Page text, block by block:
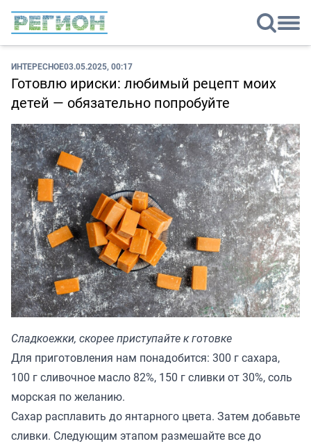
ИНТЕРЕСНОЕ03.05.2025, 00:17
Готовлю ириски: любимый рецепт моих
детей — обязательно попробуйте
Сладкоежки, скорее приступайте к готовке
Для приготовления нам понадобится: 300 г сахара,
100 г сливочное масло 82%, 150 г сливки от 30%, соль
морская по желанию.
Сахар расплавить до янтарного цвета. Затем добавьте
сливки. Следующим этапом размешайте все до